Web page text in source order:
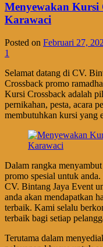
Menyewakan Kursi
Karawaci
Posted on Februari 27,
1
Selamat datang di CV.
Crossback promo
Kursi Crossback adalah
pernikahan, pesta, acara
membutuhkan kursi yang
Dalam rangka
promo spesial untuk
CV. Bintang Jaya Event
anda akan mendapatkan
terbaik. Kami selalu
terbaik bagi setiap
Terutama dalam